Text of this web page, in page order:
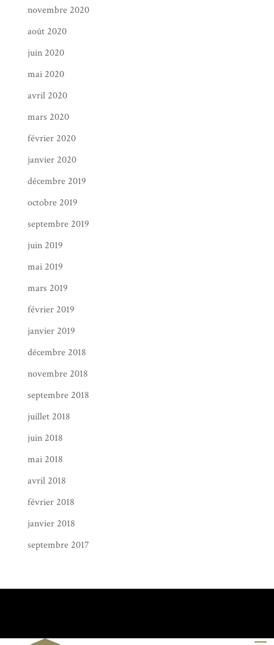
novembre 2020
août 2020
juin 2020
mai 2020
avril 2020
mars 2020
février 2020
janvier 2020
décembre 2019
octobre 2019
septembre 2019
juin 2019
mai 2019
mars 2019
février 2019
janvier 2019
décembre 2018
novembre 2018
septembre 2018
juillet 2018
juin 2018
mai 2018
avril 2018
février 2018
janvier 2018
septembre 2017